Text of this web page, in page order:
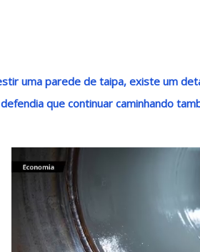
uma parede de taipa, existe um
que continuar caminhando